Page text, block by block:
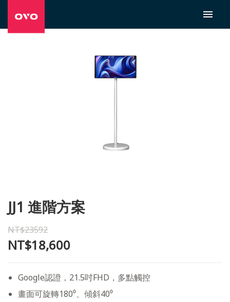
JJ1 進階方案
NT$23592
NT$18,600
Google認證，21.5吋FHD，多點觸控
畫面可旋轉180⁰、傾斜40⁰